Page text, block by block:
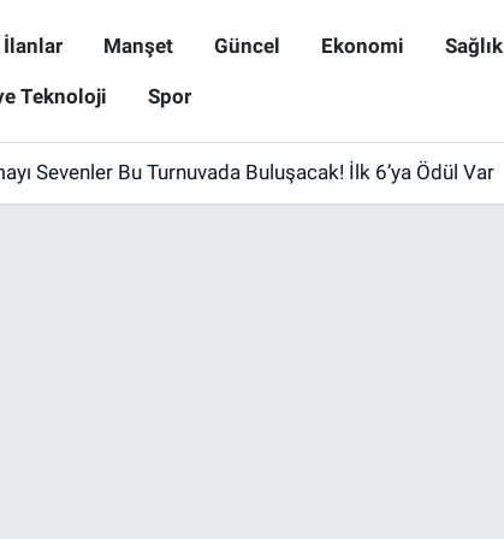
İlanlar Manşet Güncel Ekonomi Sağlık
Teknoloji Spor
Biri Teknoloji Sorununu Kısa Sürede Çözemiyor